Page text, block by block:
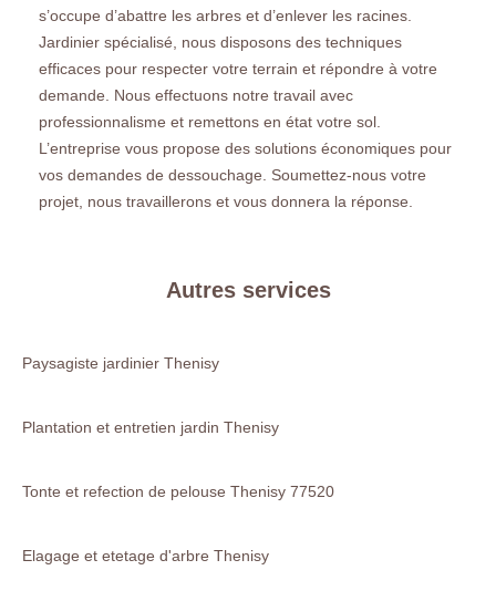
s’occupe d’abattre les arbres et d’enlever les racines.
Jardinier spécialisé, nous disposons des techniques
efficaces pour respecter votre terrain et répondre à votre
demande. Nous effectuons notre travail avec
professionnalisme et remettons en état votre sol.
L’entreprise vous propose des solutions économiques pour
vos demandes de dessouchage. Soumettez-nous votre
projet, nous travaillerons et vous donnera la réponse.
Autres services
Paysagiste jardinier Thenisy
Plantation et entretien jardin Thenisy
Tonte et refection de pelouse Thenisy 77520
Elagage et etetage d'arbre Thenisy